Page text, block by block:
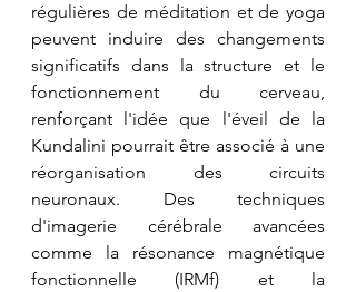
régulières de méditation et de yoga
peuvent induire des changements
significatifs dans la structure et le
fonctionnement du cerveau,
renforçant l'idée que l'éveil de la
Kundalini pourrait être associé à une
réorganisation des circuits
neuronaux. Des techniques
d'imagerie cérébrale avancées
comme la résonance magnétique
fonctionnelle (IRMf) et la